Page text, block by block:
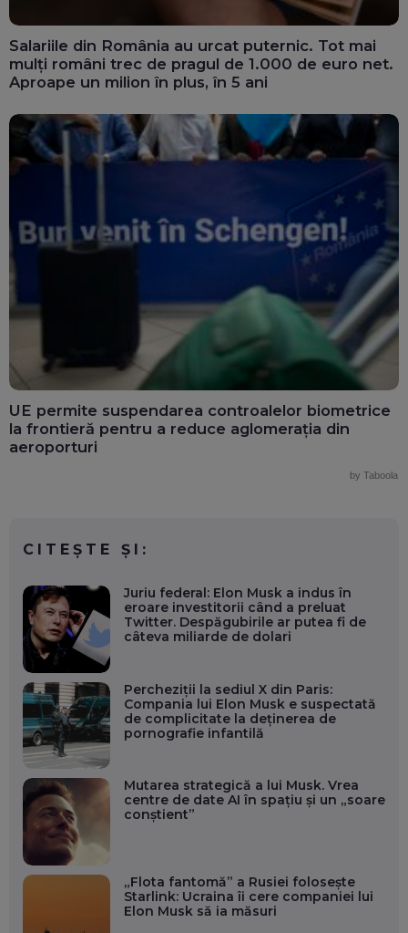
Salariile din România au urcat puternic. Tot mai
mulți români trec de pragul de 1.000 de euro net.
Aproape un milion în plus, în 5 ani
UE permite suspendarea controalelor biometrice
la frontieră pentru a reduce aglomerația din
aeroporturi
by Taboola
CITEȘTE ȘI:
Juriu federal: Elon Musk a indus în
eroare investitorii când a preluat
Twitter. Despăgubirile ar putea fi de
câteva miliarde de dolari
Percheziții la sediul X din Paris:
Compania lui Elon Musk e suspectată
de complicitate la deținerea de
pornografie infantilă
Mutarea strategică a lui Musk. Vrea
centre de date AI în spațiu și un „soare
conștient”
„Flota fantomă” a Rusiei folosește
Starlink: Ucraina îi cere companiei lui
Elon Musk să ia măsuri